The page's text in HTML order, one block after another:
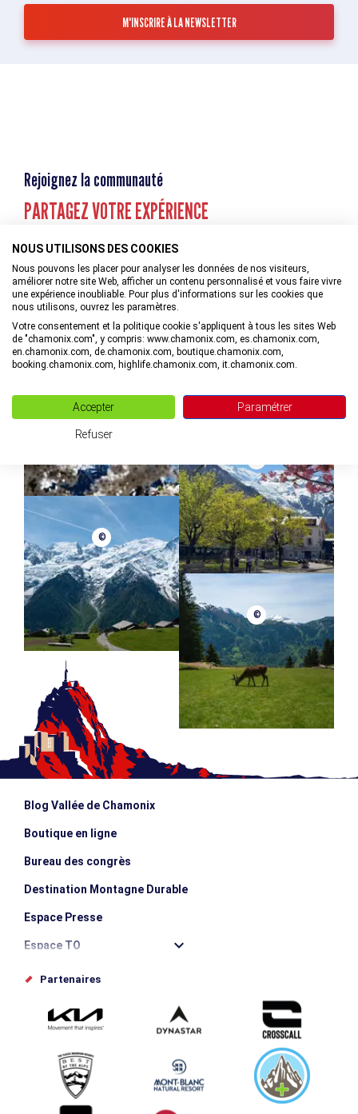
Rejoignez la communauté
PARTAGEZ VOTRE EXPÉRIENCE
©
©
Blog Vallée de Chamonix
Boutique en ligne
Bureau des congrès
Destination Montagne Durable
Espace Presse
Espace TO
Offices de tourisme
Proposez votre évènement
Service groupes et séminaires
Téléchargements
Partenaires
NOUS UTILISONS DES COOKIES
Nous pouvons les placer pour analyser les données de nos visiteurs,
améliorer notre site Web, afficher un contenu personnalisé et vous faire vivre
une expérience inoubliable. Pour plus d'informations sur les cookies que
nous utilisons, ouvrez les paramètres.
Votre consentement et la politique cookie s'appliquent à tous les sites Web
de "chamonix.com", y compris: www.chamonix.com, es.chamonix.com,
en.chamonix.com, de.chamonix.com, boutique.chamonix.com,
booking.chamonix.com, highlife.chamonix.com, it.chamonix.com.
Accepter Paramétrer
Refuser